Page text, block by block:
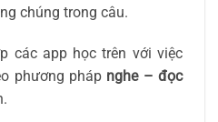
chúng trong câu.
các app học trên với việc
phương pháp nghe – đọc